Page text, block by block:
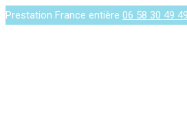
Prestation France entière 06 58 30 49 49